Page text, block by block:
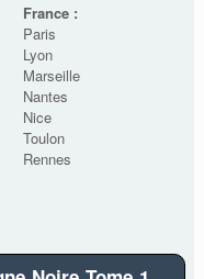
France :
Paris
Lyon
Marseille
Nantes
Nice
Toulon
Rennes